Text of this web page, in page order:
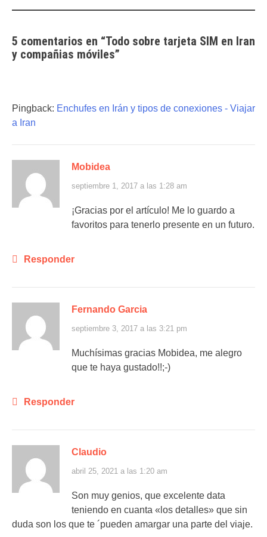
5 comentarios en “Todo sobre tarjeta SIM en Iran
y compañias móviles”
Pingback: Enchufes en Irán y tipos de conexiones - Viajar
a Iran
Mobidea
septiembre 1, 2017 a las 1:28 am
¡Gracias por el artículo! Me lo guardo a
favoritos para tenerlo presente en un futuro.
Responder
Fernando Garcia
septiembre 3, 2017 a las 3:21 pm
Muchísimas gracias Mobidea, me alegro
que te haya gustado!!;-)
Responder
Claudio
abril 25, 2021 a las 1:20 am
Son muy genios, que excelente data
teniendo en cuanta «los detalles» que sin
duda son los que te ´pueden amargar una parte del viaje.